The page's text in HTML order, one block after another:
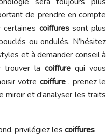
de prendre en compte
coiffures sont plus
ou ondulés. N’hésitez
et à demander conseil à
trouver la coiffure qui vous
votre coiffure , prenez le
et d’analyser les traits
privilégiez les coiffures